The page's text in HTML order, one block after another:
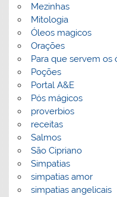
Mezinhas
Mitologia
Óleos magicos
Orações
Para que servem os
Poções
Portal A&E
Pós mágicos
proverbios
receitas
Salmos
São Cipriano
Simpatias
simpatias amor
simpatias angelicais